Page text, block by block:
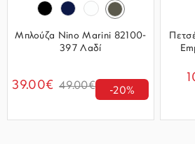
Μπλούζα Nino Marini 82100-
397 Λαδί
39.00€ 49.00€ -20%